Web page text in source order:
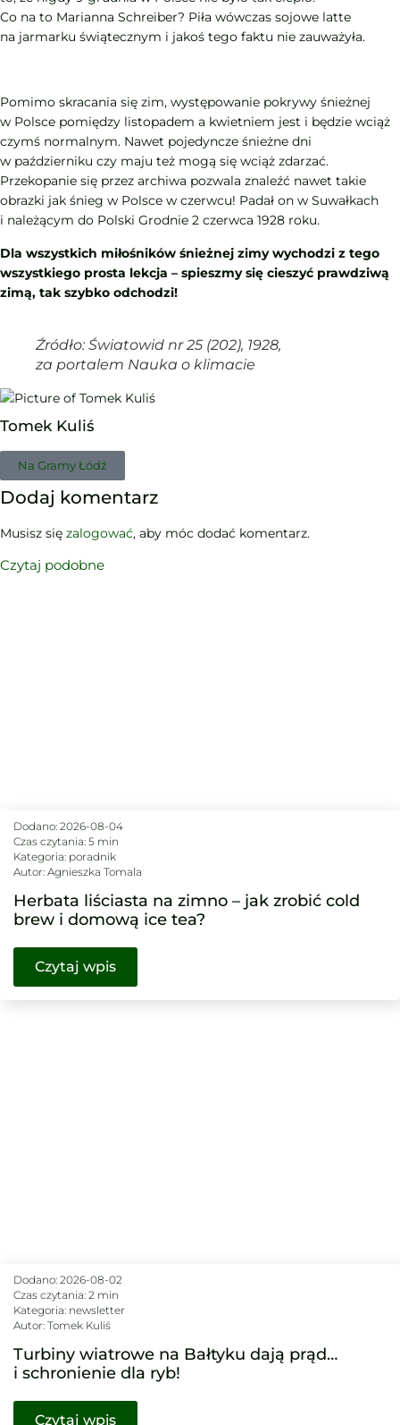
Co na to Marianna Schreiber? Piła wówczas sojowe latte
na jarmarku świątecznym i jakoś tego faktu nie zauważyła.
Pomimo skracania się zim, występowanie pokrywy śnieżnej
w Polsce pomiędzy listopadem a kwietniem jest i będzie wciąż
czymś normalnym. Nawet pojedyncze śnieżne dni
w październiku czy maju też mogą się wciąż zdarzać.
Przekopanie się przez archiwa pozwala znaleźć nawet takie
obrazki jak śnieg w Polsce w czerwcu! Padał on w Suwałkach
i należącym do Polski Grodnie 2 czerwca 1928 roku.
Dla wszystkich miłośników śnieżnej zimy wychodzi z tego
wszystkiego prosta lekcja – spieszmy się cieszyć prawdziwą
zimą, tak szybko odchodzi!
Źródło: Światowid nr 25 (202), 1928,
za portalem Nauka o klimacie
Tomek Kuliś
Na Gramy Łódź
Dodaj komentarz
Musisz się zalogować, aby móc dodać komentarz.
Czytaj podobne
Dodano: 2026-08-04
Czas czytania: 5 min
Kategoria: poradnik
Autor: Agnieszka Tomala
Herbata liściasta na zimno – jak zrobić cold
brew i domową ice tea?
Czytaj wpis
Dodano: 2026-08-02
Czas czytania: 2 min
Kategoria: newsletter
Autor: Tomek Kuliś
Turbiny wiatrowe na Bałtyku dają prąd…
i schronienie dla ryb!
Czytaj wpis